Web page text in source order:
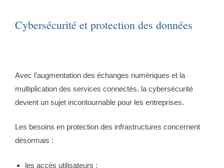
Cybersécurité et protection des données
Avec l’augmentation des échanges numériques et la
multiplication des services connectés, la cybersécurité
devient un sujet incontournable pour les entreprises.
Les besoins en protection des infrastructures concernent
désormais :
les accès utilisateurs ;